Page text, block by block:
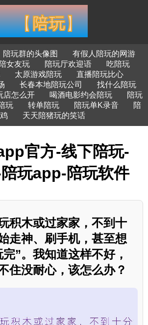
陪玩群的头像图
有假人陪玩的网游
女友玩 陪玩厅欢迎语
吃陪玩
太原游戏陪玩
直播陪玩比心
长春本地陪玩公司
找什么陪玩
店怎么开 喝酒电影约会陪玩
陪玩
玩 转单陪玩 陪玩单K录音
陪
天天陪猪玩的笑话
官方-线下陪玩-
玩app-陪玩软件
积木或过家家，不到十
走神、刷手机，甚至想
”。我知道这样不好，
住没耐心，该怎么办？